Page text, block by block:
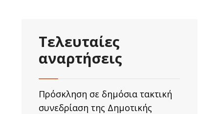
Τελευταίες
αναρτήσεις
Πρόσκληση σε δημόσια τακτική
συνεδρίαση της Δημοτικής